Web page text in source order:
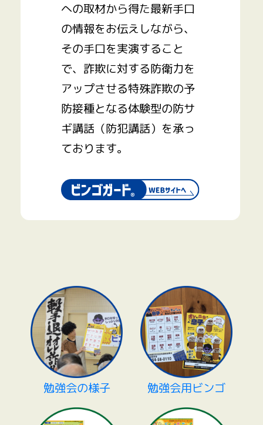
への取材から得た最新手口
の情報をお伝えしながら、
その手口を実演すること
で、詐欺に対する防衛力を
アップさせる特殊詐欺の予
防接種となる体験型の防サ
ギ講話（防犯講話）を承っ
ております。
勉強会の様子 勉強会用ビンゴ